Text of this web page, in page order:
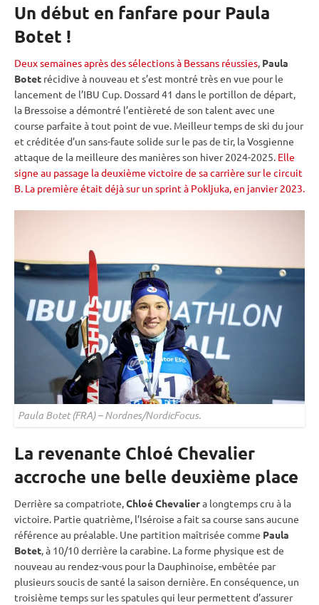
Un début en fanfare pour Paula
Botet !
Deux semaines après des sélections à Bessans réussies, Paula
Botet récidive à nouveau et s’est montré très en vue pour le
lancement de l’IBU Cup. Dossard 41 dans le portillon de départ,
la Bressoise a démontré l’entièreté de son talent avec une
course parfaite à tout point de vue. Meilleur temps de ski du jour
et créditée d’un sans-faute solide sur le pas de tir, la Vosgienne
attaque de la meilleure des manières son hiver 2024-2025. Elle
signe au passage la deuxième victoire de sa carrière sur le circuit
B. La première était déjà sur un sprint à Pokljuka, en janvier 2023.
Paula Botet (FRA) – Nordnes/NordicFocus.
La revenante Chloé Chevalier
accroche une belle deuxième place
Derrière sa compatriote,Chloé Chevaliera longtemps cru à la
victoire. Partie quatrième, l’Iséroise a fait sa course sans aucune
référence au préalable. Une partition maîtrisée comme Paula
Botet, à 10/10 derrière lacarabine. La forme physique est de
nouveau au rendez-vous pour la Dauphinoise, embêtée par
plusieurs soucis de santé la saison dernière. En conséquence, un
troisième temps sur les spatules qui leur permettent d’assurer